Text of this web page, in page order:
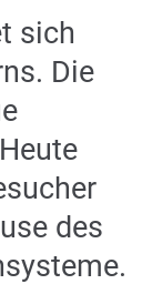
sich
Die
des